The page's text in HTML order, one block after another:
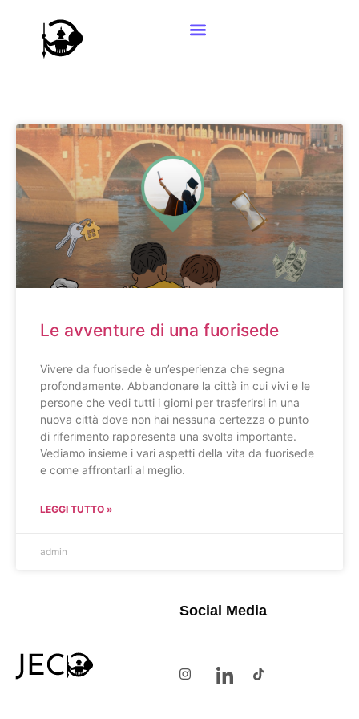
Le avventure di una fuorisede
Vivere da fuorisede è un’esperienza che segna
profondamente. Abbandonare la città in cui vivi e le
persone che vedi tutti i giorni per trasferirsi in una
nuova città dove non hai nessuna certezza o punto
di riferimento rappresenta una svolta importante.
Vediamo insieme i vari aspetti della vita da fuorisede
e come affrontarli al meglio.
LEGGI TUTTO »
admin
Social Media